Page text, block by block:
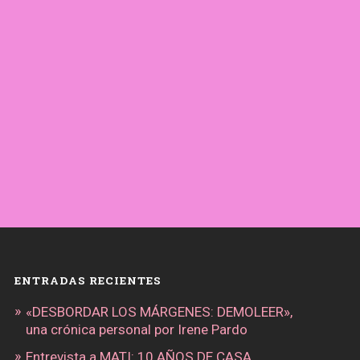
ENTRADAS RECIENTES
«DESBORDAR LOS MÁRGENES: DEMOLEER»,
una crónica personal por Irene Pardo
Entrevista a MATI: 10 AÑOS DE CASA